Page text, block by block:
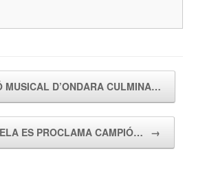
MUSICAL D’ONDARA CULMINA…
ES PROCLAMA CAMPIÓ… →